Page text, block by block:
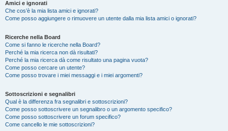
Amici e ignorati
Che cos’è la mia lista amici e ignorati?
Come posso aggiungere o rimuovere un utente dalla mia lista amici o ignorati?
Ricerche nella Board
Come si fanno le ricerche nella Board?
Perché la mia ricerca non dà risultati?
Perché la mia ricerca dà come risultato una pagina vuota?
Come posso cercare un utente?
Come posso trovare i miei messaggi e i miei argomenti?
Sottoscrizioni e segnalibri
Qual è la differenza fra segnalibri e sottoscrizioni?
Come posso sottoscrivere un segnalibro o un argomento specifico?
Come posso sottoscrivere un forum specifico?
Come cancello le mie sottoscrizioni?